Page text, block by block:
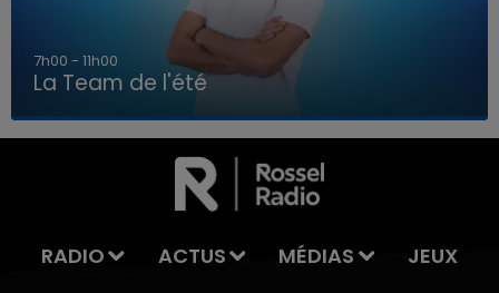
LA TEAM DE L'ÉTÉ
7h00 - 11h00
La Team de l'été
RADIO ACTUS MÉDIAS
JEUX